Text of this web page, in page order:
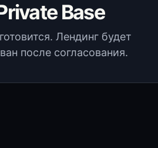
Base
Лендинг будет
после согласования.